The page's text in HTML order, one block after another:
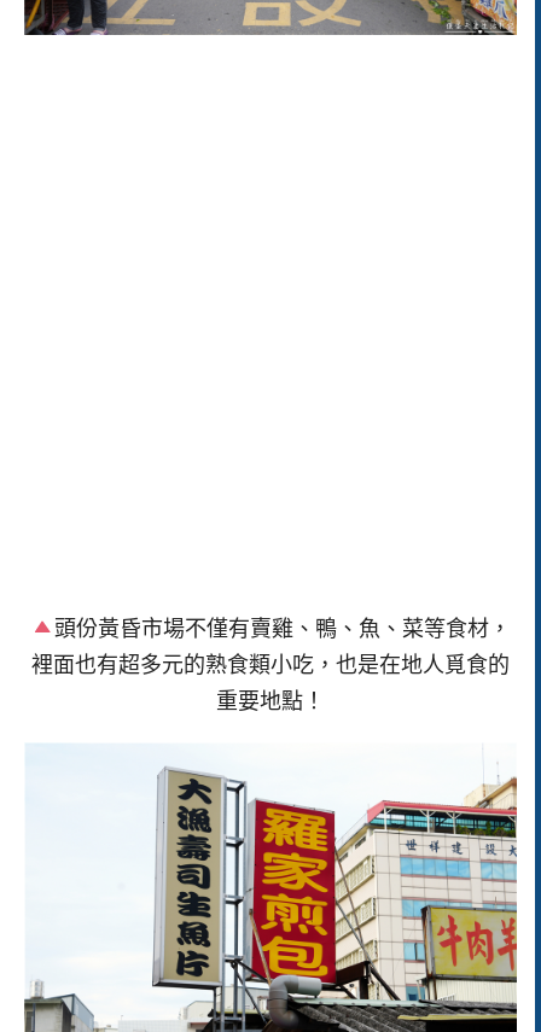
頭份黃昏市場不僅有賣雞、鴨、魚、菜等食材，
裡面也有超多元的熟食類小吃，也是在地人覓食的
重要地點！